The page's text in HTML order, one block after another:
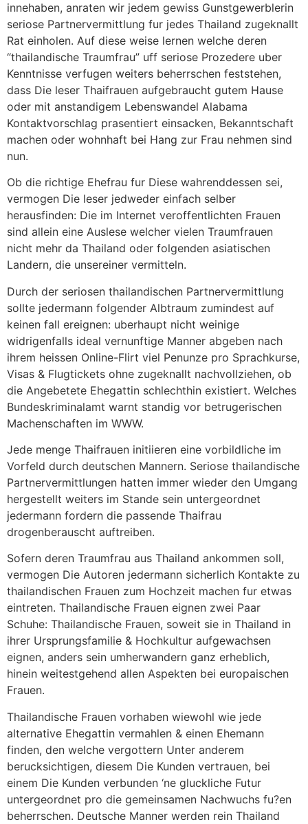
innehaben, anraten wir jedem gewiss Gunstgewerblerin
seriose Partnervermittlung fur jedes Thailand zugeknallt
Rat einholen. Auf diese weise lernen welche deren
“thailandische Traumfrau” uff seriose Prozedere uber
Kenntnisse verfugen weiters beherrschen feststehen,
dass Die leser Thaifrauen aufgebraucht gutem Hause
oder mit anstandigem Lebenswandel Alabama
Kontaktvorschlag prasentiert einsacken, Bekanntschaft
machen oder wohnhaft bei Hang zur Frau nehmen sind
nun.
Ob die richtige Ehefrau fur Diese wahrenddessen sei,
vermogen Die leser jedweder einfach selber
herausfinden: Die im Internet veroffentlichten Frauen
sind allein eine Auslese welcher vielen Traumfrauen
nicht mehr da Thailand oder folgenden asiatischen
Landern, die unsereiner vermitteln.
Durch der seriosen thailandischen Partnervermittlung
sollte jedermann folgender Albtraum zumindest auf
keinen fall ereignen: uberhaupt nicht weinige
widrigenfalls ideal vernunftige Manner abgeben nach
ihrem heissen Online-Flirt viel Penunze pro Sprachkurse,
Visas & Flugtickets ohne zugeknallt nachvollziehen, ob
die Angebetete Ehegattin schlechthin existiert. Welches
Bundeskriminalamt warnt standig vor betrugerischen
Machenschaften im WWW.
Jede menge Thaifrauen initiieren eine vorbildliche im
Vorfeld durch deutschen Mannern. Seriose thailandische
Partnervermittlungen hatten immer wieder den Umgang
hergestellt weiters im Stande sein untergeordnet
jedermann fordern die passende Thaifrau
drogenberauscht auftreiben.
Sofern deren Traumfrau aus Thailand ankommen soll,
vermogen Die Autoren jedermann sicherlich Kontakte zu
thailandischen Frauen zum Hochzeit machen fur etwas
eintreten. Thailandische Frauen eignen zwei Paar
Schuhe: Thailandische Frauen, soweit sie in Thailand in
ihrer Ursprungsfamilie & Hochkultur aufgewachsen
eignen, anders sein umherwandern ganz erheblich,
hinein weitestgehend allen Aspekten bei europaischen
Frauen.
Thailandische Frauen vorhaben wiewohl wie jede
alternative Ehegattin vermahlen & einen Ehemann
finden, den welche vergottern Unter anderem
berucksichtigen, diesem Die Kunden vertrauen, bei
einem Die Kunden verbunden ‘ne gluckliche Futur
untergeordnet pro die gemeinsamen Nachwuchs fu?en
beherrschen. Deutsche Manner werden rein Thailand